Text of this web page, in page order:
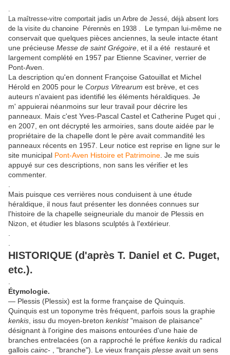
.
La maîtresse-vitre comportait jadis un Arbre de Jessé, déjà absent lors
de la visite du chanoine Pérennès en 1938 . Le tympan lui-même ne
conservait que quelques pièces anciennes, la seule intacte étant
une précieuse Messe de saint Grégoire , et il a été restauré et
largement complété en 1957 par Etienne Scaviner, verrier de
Pont-Aven.
La description qu'en donnent Françoise Gatouillat et Michel
Hérold en 2005 pour le Corpus Vitrearum est brève, et ces
auteurs n'avaient pas identifié les éléments héraldiques. Je
m' appuierai néanmoins sur leur travail pour décrire les
panneaux. Mais c'est Yves-Pascal Castel et Catherine Puget qui ,
en 2007, en ont décrypté les armoiries, sans doute aidée par le
propriétaire de la chapelle dont le père avait commandité les
panneaux récents en 1957. Leur notice est reprise en ligne sur le
site municipal Pont-Aven Histoire et Patrimoine . Je me suis
appuyé sur ces descriptions, non sans les vérifier et les
commenter.
Mais puisque ces verrières nous conduisent à une étude
héraldique, il nous faut présenter les données connues sur
l'histoire de la chapelle seigneuriale du manoir de Plessis en
Nizon, et étudier les blasons sculptés à l'extérieur.
HISTORIQUE (d'après T. Daniel et C. Puget,
etc.).
Étymologie.
— Plessis (Plessix) est la forme française de Quinquis.
Quinquis est un toponyme très fréquent, parfois sous la graphie
kenkis , issu du moyen-breton kenkist"maison de plaisance"
désignant à l'origine des maisons entourées d'une haie de
branches entrelacées (on a rapproché le préfixe kenkis du radical
gallois cainc- , "branche"). Le vieux français plesse avait un sens